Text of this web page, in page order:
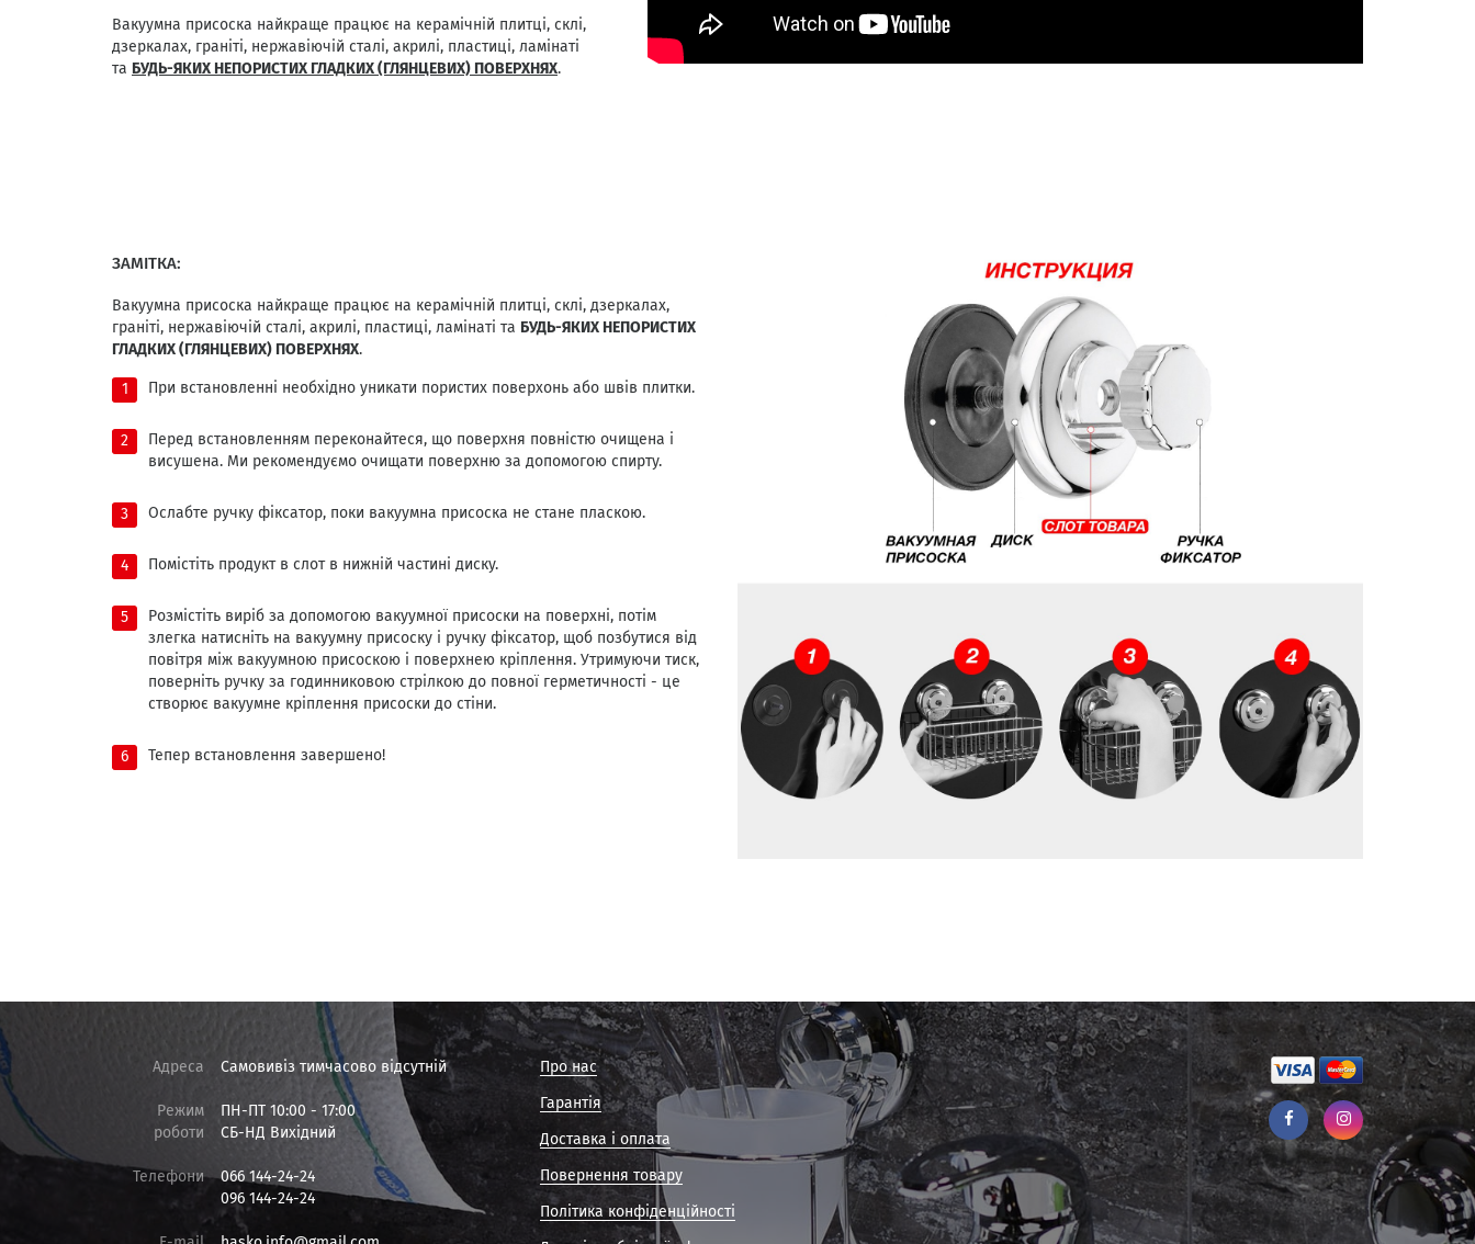
Вакуумна присоска найкраще працює на керамічній плитці, склі,
дзеркалах, граніті, нержавіючій сталі, акрилі, пластиці, ламінаті
та БУДЬ-ЯКИХ НЕПОРИСТИХ ГЛАДКИХ (ГЛЯНЦЕВИХ) ПОВЕРХНЯХ.
ЗАМІТКА:
Вакуумна присоска найкраще працює на керамічній плитці, склі, дзеркалах,
граніті, нержавіючій сталі, акрилі, пластиці, ламінаті та БУДЬ-ЯКИХ НЕПОРИСТИХ
ГЛАДКИХ (ГЛЯНЦЕВИХ) ПОВЕРХНЯХ.
При встановленні необхідно уникати пористих поверхонь або швів плитки.
Перед встановленням переконайтеся, що поверхня повністю очищена і
висушена. Ми рекомендуємо очищати поверхню за допомогою спирту.
Ослабте ручку фіксатор, поки вакуумна присоска не стане пласкою.
Помістіть продукт в слот в нижній частині диску.
Розмістіть виріб за допомогою вакуумної присоски на поверхні, потім
злегка натисніть на вакуумну присоску і ручку фіксатор, щоб позбутися від
повітря між вакуумною присоскою і поверхнею кріплення. Утримуючи тиск,
поверніть ручку за годинниковою стрілкою до повної герметичності - це
створює вакуумне кріплення присоски до стіни.
Тепер встановлення завершено!
Адреса Самовивіз тимчасово відсутній
Режим
роботи
ПН-ПТ 10:00 - 17:00
СБ-НД Вихідний
Телефони
066 144-24-24
096 144-24-24
Про нас
Гарантія
Доставка і оплата
Повернення товару
Політика конфіденційності